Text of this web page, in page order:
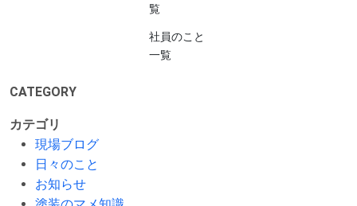
覧
社員のこと
一覧
CATEGORY
カテゴリ
現場ブログ
日々のこと
お知らせ